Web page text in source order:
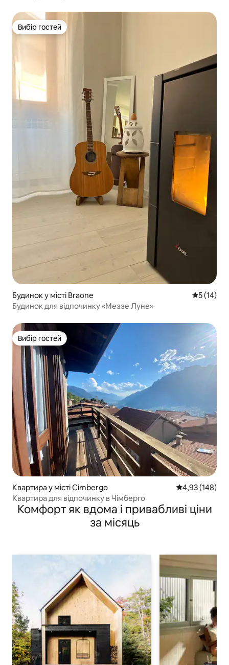
Вибір гостей
Вибір гостей
Будинок у місті Braone Середня
5 (14)
Будинок для відпочинку «Меззе Луне»
Вибір гостей
Вибір гостей
Квартира у місті Cimbergo Середня
4,93 (148)
Квартира для відпочинку в Чімберго
Комфорт як вдома і привабливі ціни
за місяць